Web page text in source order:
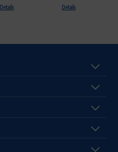
Details Details